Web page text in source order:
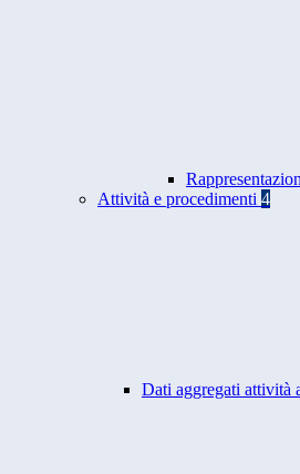
Attività e procedimenti 4
Dati aggregati attività